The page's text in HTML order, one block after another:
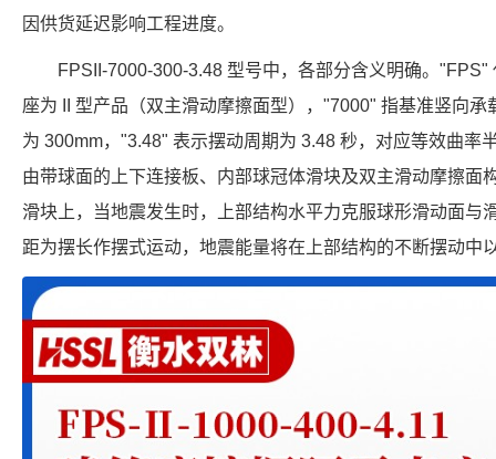
因供货延迟影响工程进度。
FPSII-7000-300-3.48 型号中，各部分含义明确。
座为 II 型产品（双主滑动摩擦面型），"7000" 指基准竖向
为 300mm，"3.48" 表示摆动周期为 3.48 秒，对应等效曲率
由带球面的上下连接板、内部球冠体滑块及双主滑动摩擦面
滑块上，当地震发生时，上部结构水平力克服球形滑动面与
距为摆长作摆式运动，地震能量将在上部结构的不断摆动中